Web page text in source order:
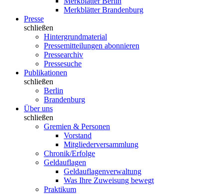
Merkblätter Brandenburg
Presse
schließen
Hintergrundmaterial
Pressemitteilungen abonnieren
Pressearchiv
Pressesuche
Publikationen
schließen
Berlin
Brandenburg
Über uns
schließen
Gremien & Personen
Vorstand
Mitgliederversammlung
Chronik/Erfolge
Geldauflagen
Geldauflagenverwaltung
Was Ihre Zuweisung bewegt
Praktikum